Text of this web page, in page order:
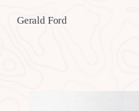
Gerald Ford